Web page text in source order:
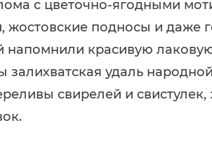
с цветочно-ягодными
жостовские подносы и даже
напомнили красивую
удаль
свирелей и свистулек,